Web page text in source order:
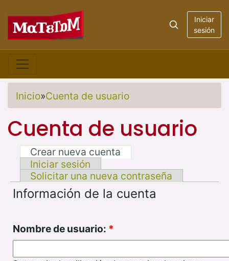
Iniciar
sesión
Inicio»Cuenta de usuario
Cuenta de usuario
Crear nueva cuenta
Iniciar sesión
Solicitar una nueva contraseña
Información de la cuenta
Nombre de usuario: *